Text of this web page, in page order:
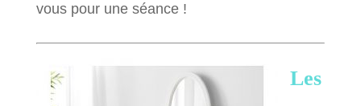
vous pour une séance !
Les